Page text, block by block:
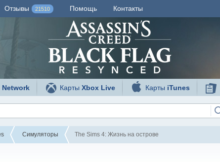
Отзывы 21510 Помощь Контакты
Network КартыXbox Live Карты iTunes
Симуляторы The Sims 4: Жизнь на острове